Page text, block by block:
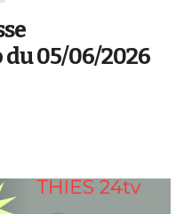
05/06/2026